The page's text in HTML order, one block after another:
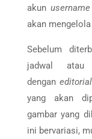
akun username
akan
Sebelum
jadwal
dengan
yang akan
gambar yang
ini bervariasi,